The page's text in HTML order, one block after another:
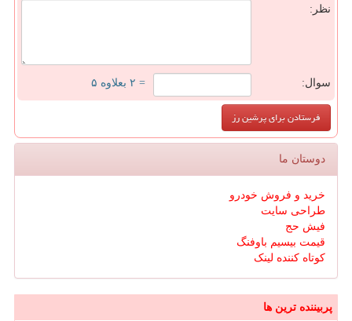
نظر:
سوال: = ۲ بعلاوه ۵
دوستان ما
خرید و فروش خودرو
طراحی سایت
فیش حج
قیمت بیسیم باوفنگ
کوتاه کننده لینک
پربیننده ترین ها